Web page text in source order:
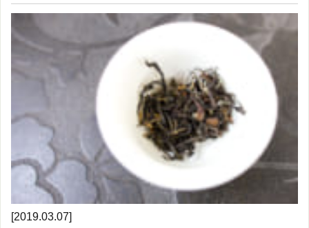
[2019.03.07]